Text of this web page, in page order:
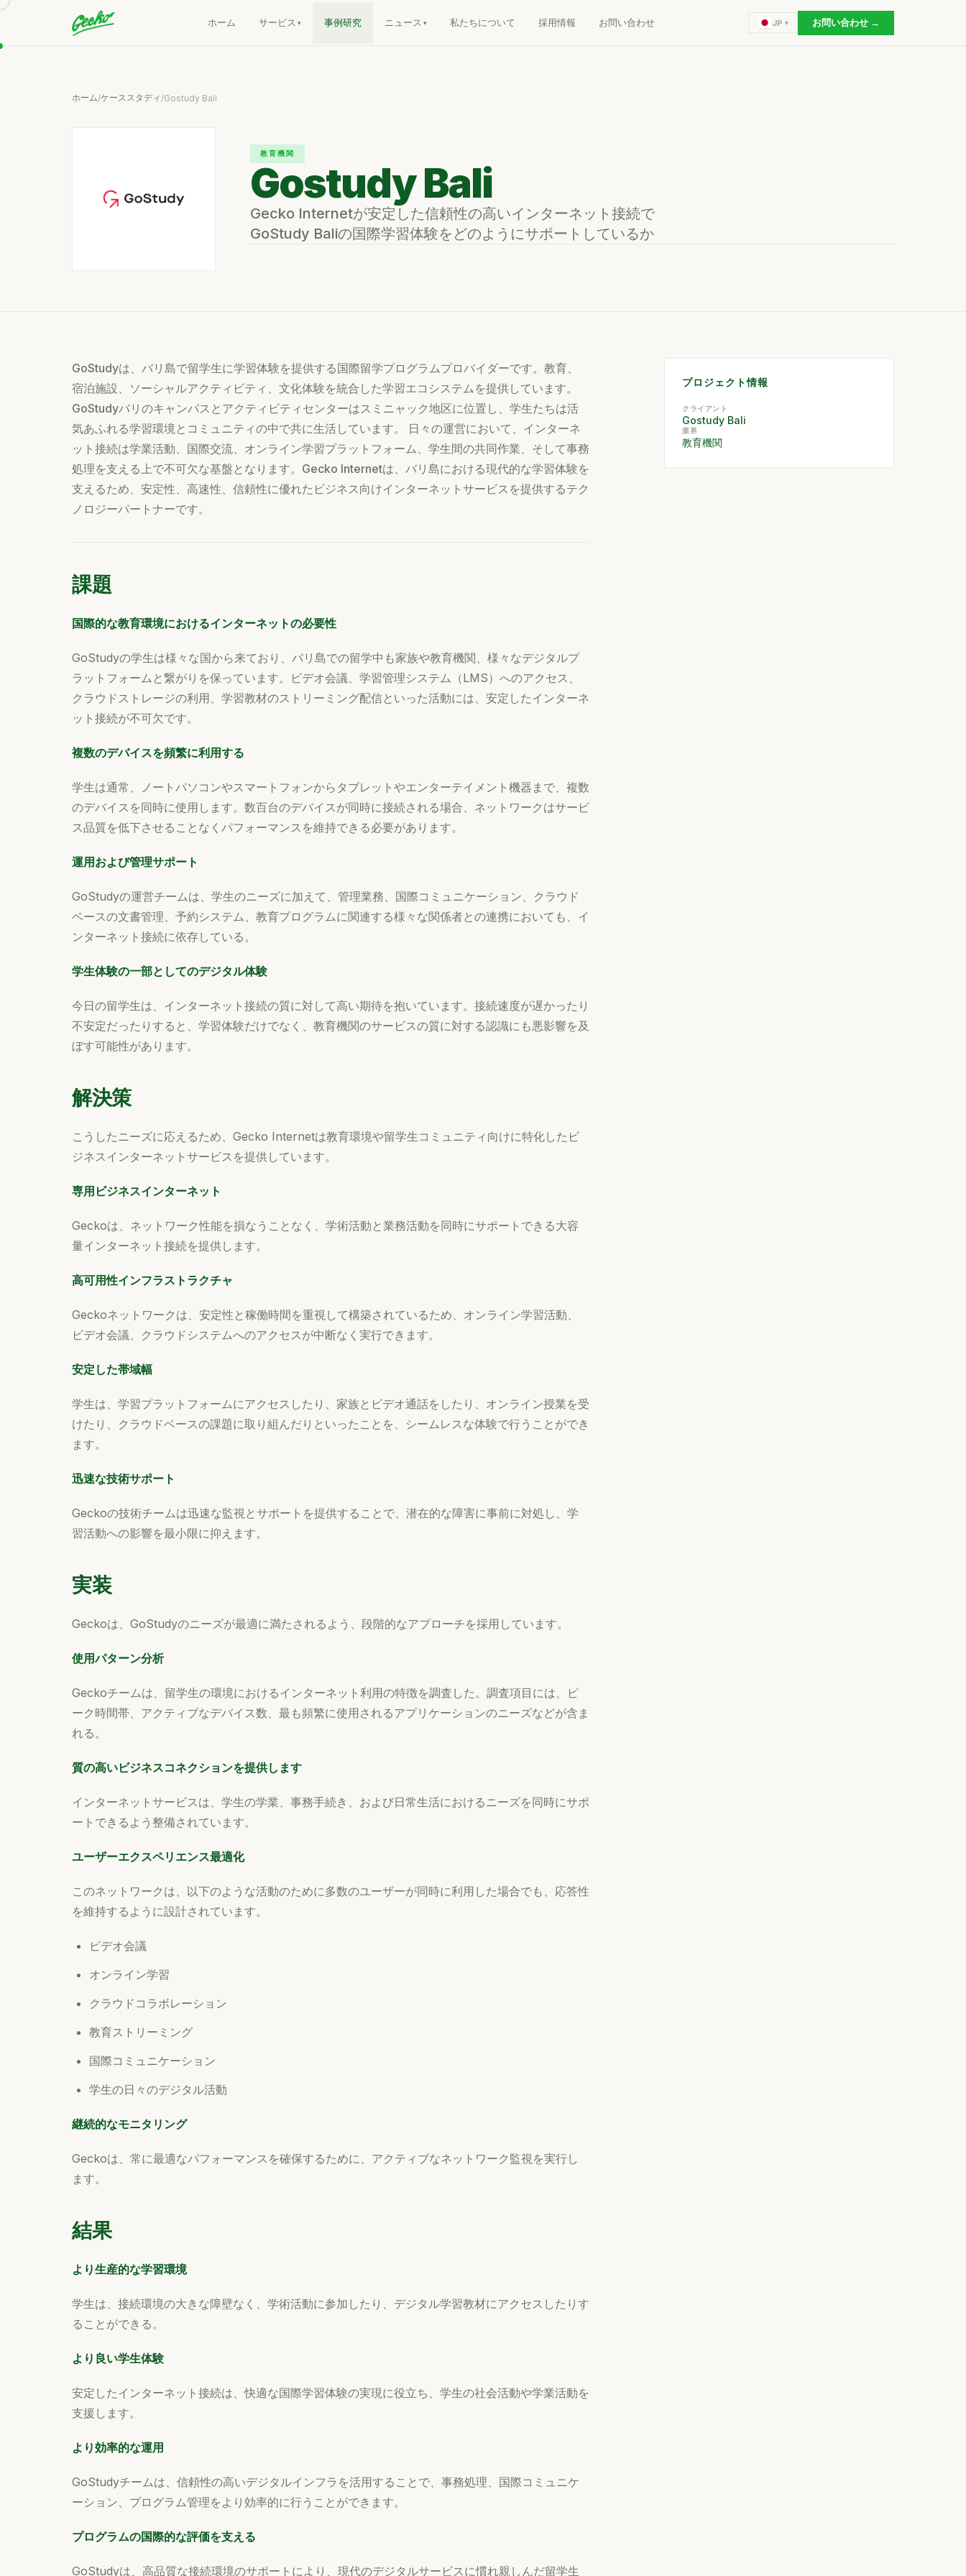
ホーム サービス 事例研究 ニュース 私たちについて 採用情報 お問い合わせ JP お問い合わせ →
ホーム/ケーススタディ/Gostudy Bali
教育機関
Gostudy Bali
Gecko Internetが安定した信頼性の高いインターネット接続で
GoStudy Baliの国際学習体験をどのようにサポートしているか
GoStudyは、バリ島で留学生に学習体験を提供する国際留学プログラムプロバイダーです。教育、
宿泊施設、ソーシャルアクティビティ、文化体験を統合した学習エコシステムを提供しています。
GoStudyバリのキャンパスとアクティビティセンターはスミニャック地区に位置し、学生たちは活
気あふれる学習環境とコミュニティの中で共に生活しています。 日々の運営において、インターネ
ット接続は学業活動、国際交流、オンライン学習プラットフォーム、学生間の共同作業、そして事務
処理を支える上で不可欠な基盤となります。Gecko Internetは、バリ島における現代的な学習体験を
支えるため、安定性、高速性、信頼性に優れたビジネス向けインターネットサービスを提供するテク
ノロジーパートナーです。
課題
国際的な教育環境におけるインターネットの必要性
GoStudyの学生は様々な国から来ており、バリ島での留学中も家族や教育機関、様々なデジタルプ
ラットフォームと繋がりを保っています。ビデオ会議、学習管理システム（LMS）へのアクセス、
クラウドストレージの利用、学習教材のストリーミング配信といった活動には、安定したインターネ
ット接続が不可欠です。
複数のデバイスを頻繁に利用する
学生は通常、ノートパソコンやスマートフォンからタブレットやエンターテイメント機器まで、複数
のデバイスを同時に使用します。数百台のデバイスが同時に接続される場合、ネットワークはサービ
ス品質を低下させることなくパフォーマンスを維持できる必要があります。
運用および管理サポート
GoStudyの運営チームは、学生のニーズに加えて、管理業務、国際コミュニケーション、クラウド
ベースの文書管理、予約システム、教育プログラムに関連する様々な関係者との連携においても、イ
ンターネット接続に依存している。
学生体験の一部としてのデジタル体験
今日の留学生は、インターネット接続の質に対して高い期待を抱いています。接続速度が遅かったり
不安定だったりすると、学習体験だけでなく、教育機関のサービスの質に対する認識にも悪影響を及
ぼす可能性があります。
解決策
こうしたニーズに応えるため、Gecko Internetは教育環境や留学生コミュニティ向けに特化したビ
ジネスインターネットサービスを提供しています。
専用ビジネスインターネット
Geckoは、ネットワーク性能を損なうことなく、学術活動と業務活動を同時にサポートできる大容
量インターネット接続を提供します。
高可用性インフラストラクチャ
Geckoネットワークは、安定性と稼働時間を重視して構築されているため、オンライン学習活動、
ビデオ会議、クラウドシステムへのアクセスが中断なく実行できます。
安定した帯域幅
学生は、学習プラットフォームにアクセスしたり、家族とビデオ通話をしたり、オンライン授業を受
けたり、クラウドベースの課題に取り組んだりといったことを、シームレスな体験で行うことができ
ます。
迅速な技術サポート
Geckoの技術チームは迅速な監視とサポートを提供することで、潜在的な障害に事前に対処し、学
習活動への影響を最小限に抑えます。
実装
Geckoは、GoStudyのニーズが最適に満たされるよう、段階的なアプローチを採用しています。
使用パターン分析
Geckoチームは、留学生の環境におけるインターネット利用の特徴を調査した。調査項目には、ピ
ーク時間帯、アクティブなデバイス数、最も頻繁に使用されるアプリケーションのニーズなどが含ま
れる。
質の高いビジネスコネクションを提供します
インターネットサービスは、学生の学業、事務手続き、および日常生活におけるニーズを同時にサポ
ートできるよう整備されています。
ユーザーエクスペリエンス最適化
このネットワークは、以下のような活動のために多数のユーザーが同時に利用した場合でも、応答性
を維持するように設計されています。
ビデオ会議
オンライン学習
クラウドコラボレーション
教育ストリーミング
国際コミュニケーション
学生の日々のデジタル活動
継続的なモニタリング
Geckoは、常に最適なパフォーマンスを確保するために、アクティブなネットワーク監視を実行し
ます。
結果
より生産的な学習環境
学生は、接続環境の大きな障壁なく、学術活動に参加したり、デジタル学習教材にアクセスしたりす
ることができる。
より良い学生体験
安定したインターネット接続は、快適な国際学習体験の実現に役立ち、学生の社会活動や学業活動を
支援します。
より効率的な運用
GoStudyチームは、信頼性の高いデジタルインフラを活用することで、事務処理、国際コミュニケ
ーション、プログラム管理をより効率的に行うことができます。
プログラムの国際的な評価を支える
GoStudyは、高品質な接続環境のサポートにより、現代のデジタルサービスに慣れ親しんだ留学生
プロジェクト情報
クライアント
Gostudy Bali
業界
教育機関